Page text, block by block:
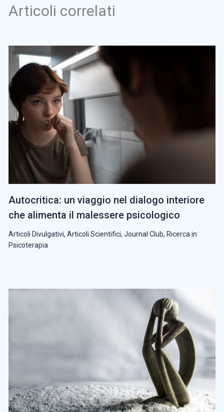
Articoli correlati
Autocritica: un viaggio nel dialogo interiore
che alimenta il malessere psicologico
Articoli Divulgativi, Articoli Scientifici, Journal Club, Ricerca in
Psicoterapia